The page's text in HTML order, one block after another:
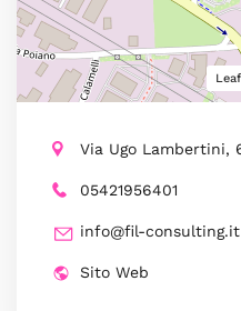
Via Ugo Lambertini,
05421956401
info@fil-consulting.it
Sito Web